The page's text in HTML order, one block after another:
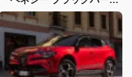
ド」がデビュー【動画】